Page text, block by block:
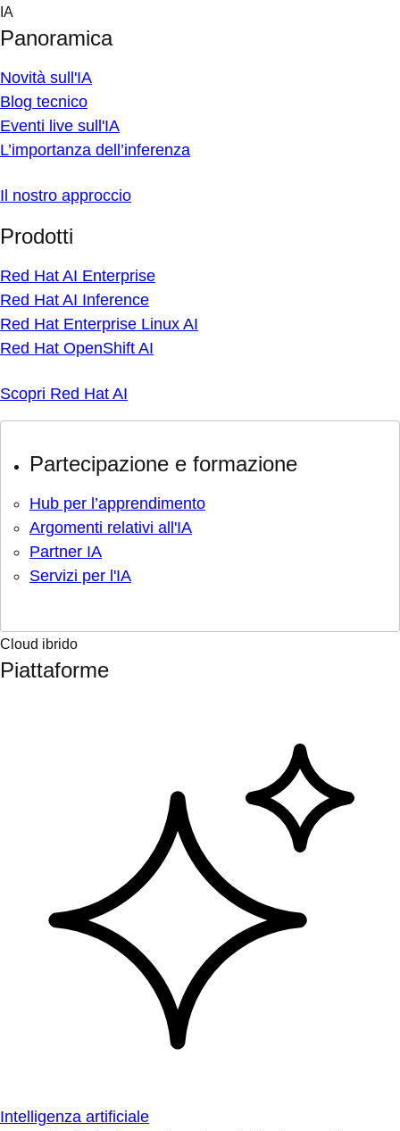
Skip
content
IA
Panoramica
Novità sull'IA
Blog tecnico
Eventi live sull'IA
L’importanza dell’inferenza
Il nostro approccio
Prodotti
Red Hat AI Enterprise
Red Hat AI Inference
Red Hat Enterprise Linux AI
Red Hat OpenShift AI
Scopri Red Hat AI
Partecipazione e formazione
Hub per l’apprendimento
Argomenti relativi all'IA
Partner IA
Servizi per l'IA
Cloud ibrido
Piattaforme
Intelligenza artificiale